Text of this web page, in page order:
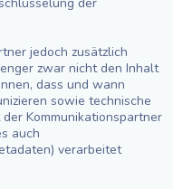
jedoch zusätzlich
zwar nicht den Inhalt
dass und wann
sowie technische
Kommunikationspartner
auch
verarbeitet